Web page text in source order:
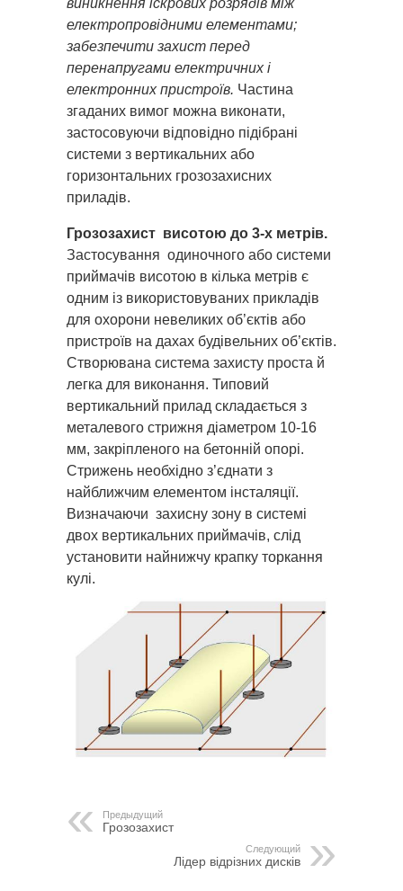
виникнення іскрових розрядів між
електропровідними елементами;
забезпечити захист перед
перенапругами електричних і
електронних пристроїв. Частина
згаданих вимог можна виконати,
застосовуючи відповідно підібрані
системи з вертикальних або
горизонтальних грозозахисних
приладів.
Грозозахист висотою до 3-х метрів.
Застосування одиночного або системи
приймачів висотою в кілька метрів є
одним із використовуваних прикладів
для охорони невеликих об’єктів або
пристроїв на дахах будівельних об’єктів.
Створювана система захисту проста й
легка для виконання. Типовий
вертикальний прилад складається з
металевого стрижня діаметром 10-16
мм, закріпленого на бетонній опорі.
Стрижень необхідно з’єднати з
найближчим елементом інсталяції.
Визначаючи захисну зону в системі
двох вертикальних приймачів, слід
установити найнижчу крапку торкання
кулі.
Предыдущий
Грозозахист
Следующий
Лідер відрізних дисків